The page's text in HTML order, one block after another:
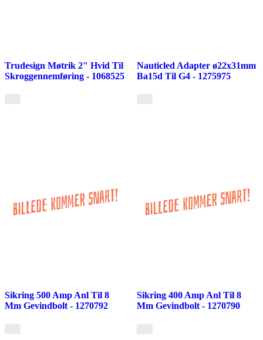
Trudesign Møtrik 2" Hvid Til
Skroggennemføring - 1068525
Nauticled Adapter ø22x31mm
Ba15d Til G4 - 1275975
Sikring 500 Amp Anl Til 8
Mm Gevindbolt - 1270792
Sikring 400 Amp Anl Til 8
Mm Gevindbolt - 1270790